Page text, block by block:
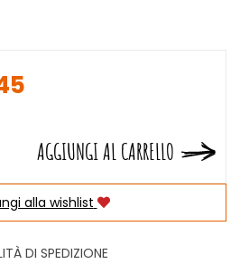
AGGIUNGI AL CARRELLO
alla wishlist
DI SPEDIZIONE